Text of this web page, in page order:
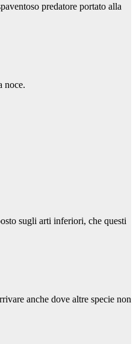
predatore portato alla
noce.
sugli arti inferiori, che questi
anche dove altre specie non